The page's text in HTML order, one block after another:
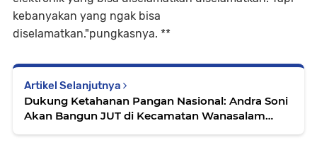
kebanyakan yang ngak bisa
diselamatkan."pungkasnya. **
Artikel Selanjutnya
Dukung Ketahanan Pangan Nasional: Andra Soni
Akan Bangun JUT di Kecamatan Wanasalam